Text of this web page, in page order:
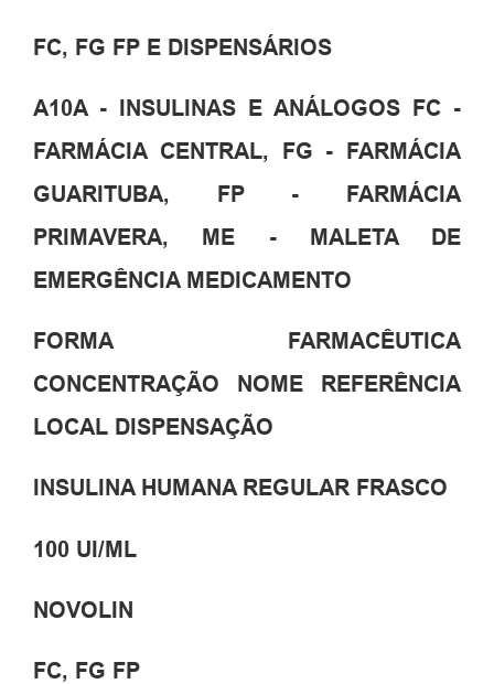
FC, FG FP E DISPENSÁRIOS
A10A - INSULINAS E ANÁLOGOS FC -
FARMÁCIA CENTRAL, FG - FARMÁCIA
GUARITUBA, FP - FARMÁCIA
PRIMAVERA, ME - MALETA DE
EMERGÊNCIA MEDICAMENTO
FORMA FARMACÊUTICA
CONCENTRAÇÃO NOME REFERÊNCIA
LOCAL DISPENSAÇÃO
INSULINA HUMANA REGULAR FRASCO
100 UI/ML
NOVOLIN
FC, FG FP